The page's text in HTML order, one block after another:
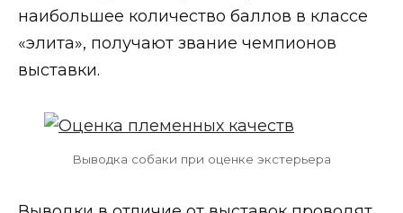
наибольшее количество баллов в классе
«элита», получают звание чемпионов
выставки.
Выводка собаки при оценке экстерьера